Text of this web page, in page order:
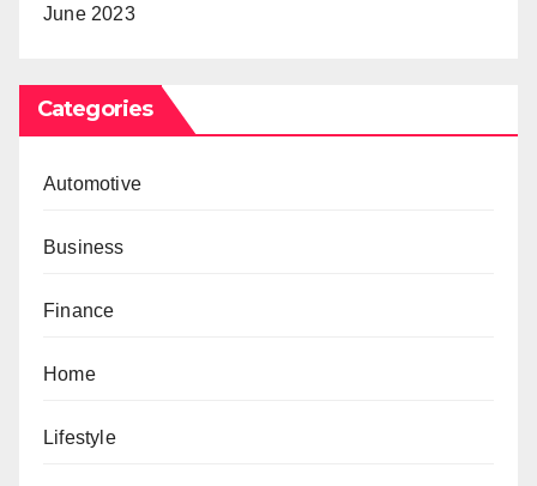
June 2023
Categories
Automotive
Business
Finance
Home
Lifestyle